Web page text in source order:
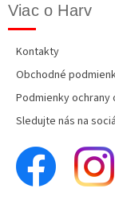
Viac o Harv
Kontakty
Obchodné
Podmienky ochrany
Sledujte nás na